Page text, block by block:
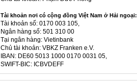
Tài khoản nơi có cộng đồng Việt Nam ở Hải ngoại:
Tài khoản số: 0170 003 105,
Ngân hàng số: 501 310 00
Tại ngân hàng: Vietinbank
Chủ tài khoản: VBKZ Franken e.V.
IBAN: DE60 5013 1000 0170 0031 05,
SWIFT-BIC: ICBVDEFF